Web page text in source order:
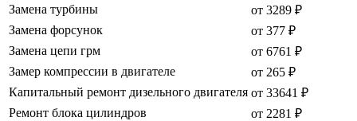
Замена турбины
от 3289 ₽
Замена форсунок
от 377 ₽
Замена цепи грм
от 6761 ₽
Замер компрессии в двигателе
от 265 ₽
Капитальный ремонт дизельного двигателя от 33641 ₽
Ремонт блока цилиндров
от 2281 ₽